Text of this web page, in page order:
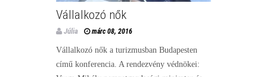
Vállalkozó nők
Júlia márc 08, 2016
Vállalkozó nők a turizmusban Budapesten
című konferencia. A rendezvény védnökei: